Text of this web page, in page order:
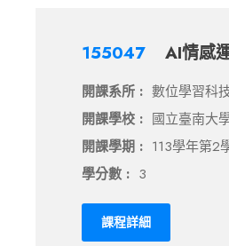
155047 AI情感
開課系所 : 數位學習科
開課學校 : 國立臺南大
開課學期 : 113學年第2
學分數 : 3
課程詳細